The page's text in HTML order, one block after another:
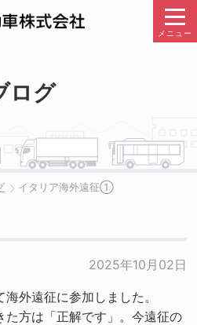
メニュー
ログ
イタリア海外遠征➀
2025年10月02日
外遠征に参加しました。
た方は「正解です」。今遠征の